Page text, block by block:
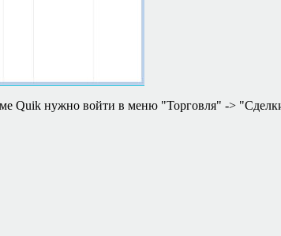
Quik нужно войти в меню "Торговля" ->